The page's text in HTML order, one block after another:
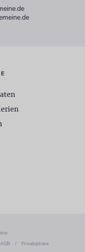
AGB / Privatsphäre